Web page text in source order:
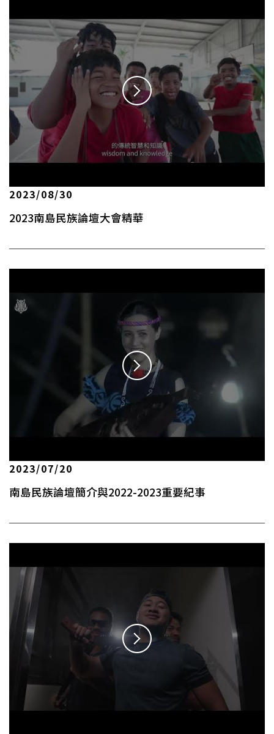
2023/08/30
2023南島民族論壇大會精華
2023/07/20
南島民族論壇簡介與2022-2023重要紀事